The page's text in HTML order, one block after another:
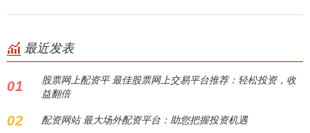
最近发表
01
股票网上配资平 最佳股票网上交易平台推荐：轻松投资，收
益翻倍
02 配资网站 最大场外配资平台：助您把握投资机遇